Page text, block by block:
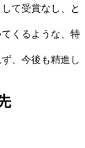
て受賞なし、と
くるような、特
、今後も精進し